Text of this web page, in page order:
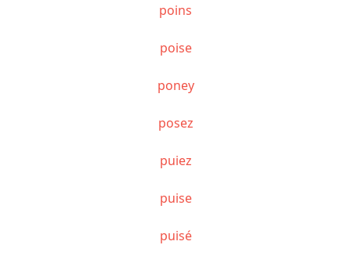
poins
poise
poney
posez
puiez
puise
puisé